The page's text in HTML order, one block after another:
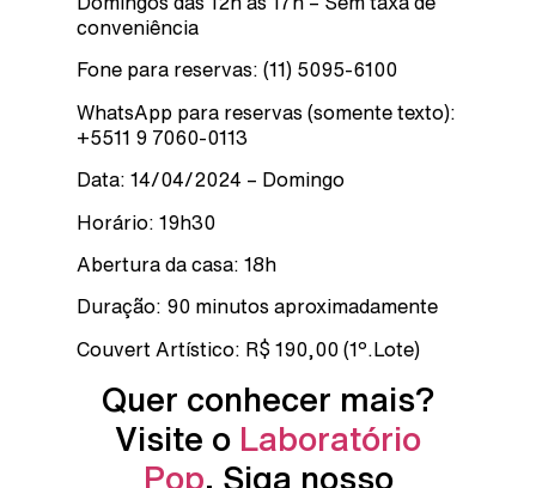
conveniência
Fone para reservas: (11) 5095-6100
WhatsApp para reservas (somente texto):
+5511 9 7060-0113
Data: 14/04/2024 – Domingo
Horário: 19h30
Abertura da casa: 18h
Duração: 90 minutos aproximadamente
Couvert Artístico: R$ 190,00 (1º.Lote)
Quer conhecer mais?
Visite o Laboratório
Pop. Siga nosso